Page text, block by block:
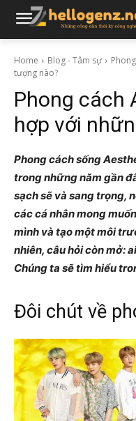
Home Blog - Tâm sự
tượng nào?
Phong cách
hợp với
Phong cách sống
trong những năm gần
sạch sẽ và sang trọng,
các cá nhân mong
mình và tạo một môi
nhiên, câu hỏi còn mở:
Chúng ta sẽ tìm hiểu
Đôi chút về